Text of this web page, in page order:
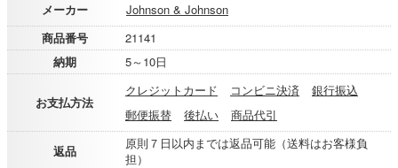
メーカー
Johnson & Johnson
商品番号
21141
納期
5～10日
お支払方法
クレジットカード コンビニ決済
銀行振込
郵便振替
後払い 商品代引
返品
原則７日以内までは返品可能（送料はお客様負
担）